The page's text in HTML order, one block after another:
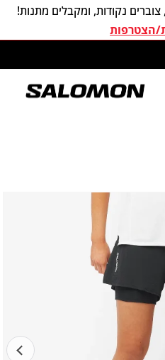
נקודות, ומקבלים מתנות!
הצטרפות